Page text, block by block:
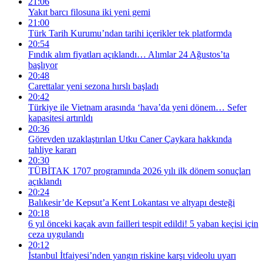
Yakıt barcı filosuna iki yeni gemi
21:00
Türk Tarih Kurumu’ndan tarihi içerikler tek platformda
20:54
Fındık alım fiyatları açıklandı… Alımlar 24 Ağustos’ta
başlıyor
20:48
Carettalar yeni sezona hırslı başladı
20:42
Türkiye ile Vietnam arasında ‘hava’da yeni dönem… Sefer
kapasitesi artırıldı
20:36
Görevden uzaklaştırılan Utku Caner Çaykara hakkında
tahliye kararı
20:30
TÜBİTAK 1707 programında 2026 yılı ilk dönem sonuçları
açıklandı
20:24
Balıkesir’de Kepsut’a Kent Lokantası ve altyapı desteği
20:18
6 yıl önceki kaçak avın failleri tespit edildi! 5 yaban keçisi için
ceza uygulandı
20:12
İstanbul İtfaiyesi’nden yangın riskine karşı videolu uyarı